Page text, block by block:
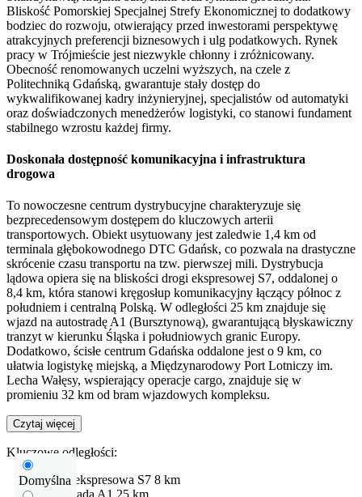
Bliskość Pomorskiej Specjalnej Strefy Ekonomicznej to dodatkowy
bodziec do rozwoju, otwierający przed inwestorami perspektywę
atrakcyjnych preferencji biznesowych i ulg podatkowych. Rynek
pracy w Trójmieście jest niezwykle chłonny i zróżnicowany.
Obecność renomowanych uczelni wyższych, na czele z
Politechniką Gdańską, gwarantuje stały dostęp do
wykwalifikowanej kadry inżynieryjnej, specjalistów od automatyki
oraz doświadczonych menedżerów logistyki, co stanowi fundament
stabilnego wzrostu każdej firmy.
Doskonała dostępność komunikacyjna i infrastruktura
drogowa
To nowoczesne centrum dystrybucyjne charakteryzuje się
bezprecedensowym dostępem do kluczowych arterii
transportowych. Obiekt usytuowany jest zaledwie 1,4 km od
terminala głębokowodnego DTC Gdańsk, co pozwala na drastyczne
skrócenie czasu transportu na tzw. pierwszej mili. Dystrybucja
lądowa opiera się na bliskości drogi ekspresowej S7, oddalonej o
8,4 km, która stanowi kręgosłup komunikacyjny łączący północ z
południem i centralną Polską. W odległości 25 km znajduje się
wjazd na autostradę A1 (Bursztynową), gwarantującą błyskawiczny
tranzyt w kierunku Śląska i południowych granic Europy.
Dodatkowo, ścisłe centrum Gdańska oddalone jest o 9 km, co
ułatwia logistykę miejską, a Międzynarodowy Port Lotniczy im.
Lecha Wałęsy, wspierający operacje cargo, znajduje się w
promieniu 32 km od bram wjazdowych kompleksu.
Czytaj więcej
Domyślna
Kluczowe odległości:
Droga ekspresowa S7 8 km